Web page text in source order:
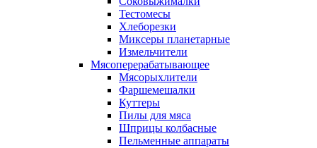
Тестомесы
Хлеборезки
Миксеры планетарные
Измельчители
Мясоперерабатывающее
Мясорыхлители
Фаршемешалки
Куттеры
Пилы для мяса
Шприцы колбасные
Пельменные аппараты